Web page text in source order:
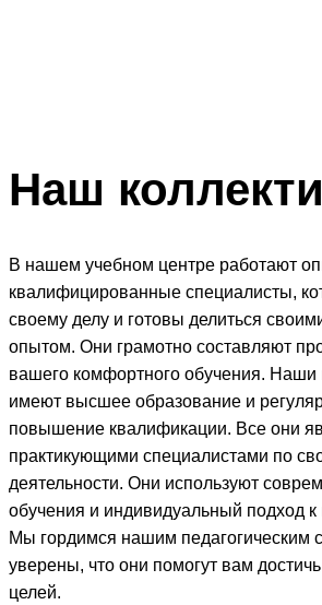
Наш
В нашем учебном центре работают
квалифицированные специалисты,
своему делу и готовы делиться
опытом. Они грамотно составляют
вашего комфортного обучения. Наши
имеют высшее образование и
повышение квалификации. Все они
практикующими специалистами по
деятельности. Они используют
обучения и индивидуальный подход к
Мы гордимся нашим педагогическим
уверены, что они помогут вам
целей.